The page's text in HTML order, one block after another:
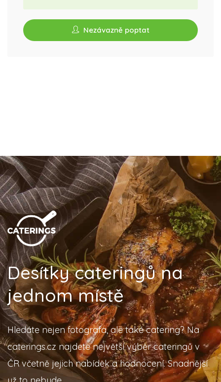
Nezávazně poptat
Desítky cateringů na
jednom místě
Hledáte nejen fotografa, ale také catering? Na
caterings.cz najdete největší výběr cateringů v
ČR včetně jejich nabídek a hodnocení. Snadnější